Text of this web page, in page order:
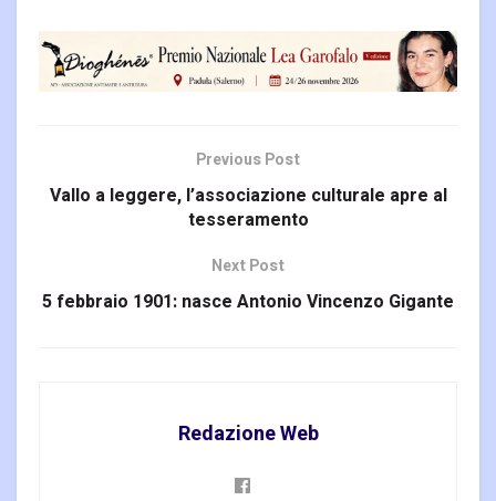
Previous Post
Vallo a leggere, l’associazione culturale apre al
tesseramento
Next Post
5 febbraio 1901: nasce Antonio Vincenzo Gigante
Redazione Web